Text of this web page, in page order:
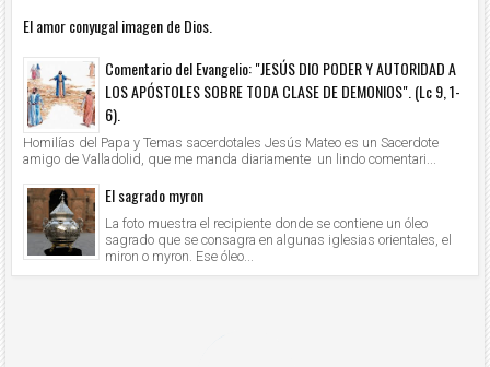
El amor conyugal imagen de Dios.
Comentario del Evangelio: "JESÚS DIO PODER Y AUTORIDAD A
LOS APÓSTOLES SOBRE TODA CLASE DE DEMONIOS". (Lc 9, 1-
6).
Homilías del Papa y Temas sacerdotales Jesús Mateo es un Sacerdote
amigo de Valladolid, que me manda diariamente un lindo comentari...
El sagrado myron
La foto muestra el recipiente donde se contiene un óleo
sagrado que se consagra en algunas iglesias orientales, el
miron o myron. Ese óleo...